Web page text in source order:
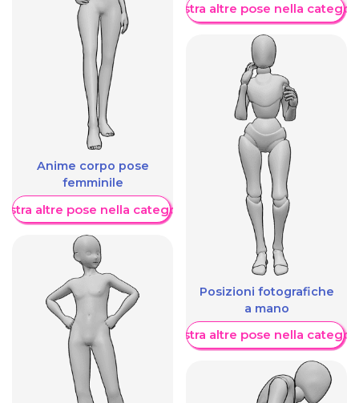
Anime corpo pose
femminile
altre pose nella categoria
Mostra altre pose nella
Posizioni fotografiche
a mano
Mostra altre pose nella